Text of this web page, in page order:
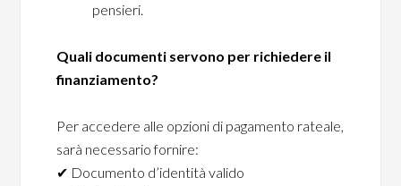
pensieri.
Quali documenti servono per richiedere il
finanziamento?
Per accedere alle opzioni di pagamento rateale,
sarà necessario fornire:
✔ Documento d’identità valido